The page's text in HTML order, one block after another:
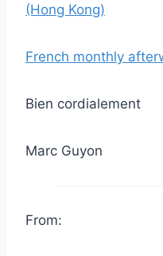
(Hong Kong)
French monthly
Bien cordialement
Marc Guyon
From: